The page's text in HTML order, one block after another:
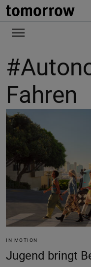
Fahren
IN MOTION
Jugend bringt